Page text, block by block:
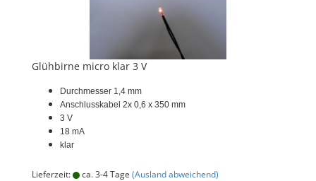
Glühbirne micro klar 3 V
Durchmesser 1,4 mm
Anschlusskabel 2x 0,6 x 350 mm
3 V
18 mA
klar
Lieferzeit: ca. 3-4 Tage (Ausland abweichend)